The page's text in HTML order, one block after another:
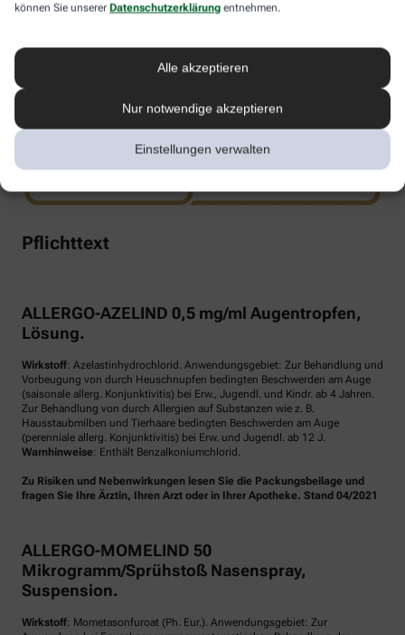
können Sie unserer Datenschutzerklärung entnehmen.
Alle akzeptieren
Nur notwendige akzeptieren
Einstellungen verwalten
Pflichttext
ALLERGO-AZELIND 0,5 mg/ml Augentropfen,
Lösung.
Wirkstoff: Azelastinhydrochlorid. Anwendungsgebiet: Zur Behandlung und
Vorbeugung von durch Heuschnupfen bedingten Beschwerden am Auge
(saisonale allerg. Konjunktivitis) bei Erw., Jugendl. und Kindr. ab 4 Jahren.
Zur Behandlung von durch Allergien auf Substanzen wie z. B.
Hausstaubmilben und Tierhaare bedingten Beschwerden am Auge
(perenniale allerg. Konjunktivitis) bei Erw. und Jugendl. ab 12 J.
Warnhinweise: Enthält Benzalkoniumchlorid.
Zu Risiken und Nebenwirkungen lesen Sie die Packungsbeilage und
fragen Sie Ihre Ärztin, Ihren Arzt oder in Ihrer Apotheke. Stand 04/2021
ALLERGO-MOMELIND 50
Mikrogramm/Sprühstoß Nasenspray,
Suspension.
Wirkstoff: Mometasonfuroat (Ph. Eur.). Anwendungsgebiet: Zur